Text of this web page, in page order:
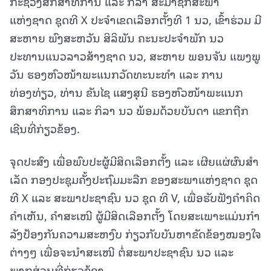
ແຫ່ງຊາດ ຊຸດທີ X ປະຈໍາເຂດເລືອກຕັ້ງທີ 1 ນວ, ເຂົ້າຮ່ວມ ມີ
ສະຫາຍ ພົງສະຫວັນ ສິລິພັນ ຄະນະປະຈໍາພັກ ນວ
ປະທານແນວລາວສ້າງຊາດ ນວ, ສະຫາຍ ພອນຈັນ ແພງພູ
ວັນ ຮອງຫົວໜ້າພະແນກວັດທະນະທໍາ ແລະ ການ
ທ່ອງທ່ຽວ, ທ່ານ ຂັນໄຊ ແສງສຸນີ ຮອງຫົວໜ້າພະແນກ
ສຶກສາທິການ ແລະ ກິລາ ນວ ພ້ອມດ້ວຍບັນດາ ແຂກຖືກ
ເຊີນທີ່ກ່ຽວຂ້ອງ.
ຈຸດປະສົງ ເພື່ອພົບປະຜູ້ມີສິດເລືອກຕັ້ງ ແລະ ເຜີຍແຜ່ຜົນສໍາ
ເລັດ ກອງປະຊຸມຄັ້ງປະຖົມມະລືກ ຂອງສະພາແຫ່ງຊາດ ຊຸດ
ທີ X ແລະ ສະພາປະຊາຊົນ ນວ ຊຸດ ທີ V, ເພື່ອຮັບຟັງຄໍາຄິດ
ຄໍາເຫັນ, ຄໍາສະເໜີ ຜູ້ມີສິດເລືອກຕັ້ງ ໂດຍສະເພາະແມ່ນກໍາ
ລັງປ້ອງກັນຄວາມສະຫງົບ ກ່ຽວກັບບັນຫາຂັດຂ້ອງໝອງໃຈ
ຕ່າງໆ ເພື່ອຈະນໍາສະເໜີ ຕໍ່ສະພາປະຊາຊົນ ນວ ແລະ